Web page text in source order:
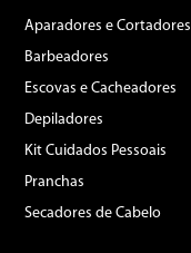
Aparadores e Cortadores
Barbeadores
Escovas e Cacheadores
Depiladores
Kit Cuidados Pessoais
Pranchas
Secadores de Cabelo